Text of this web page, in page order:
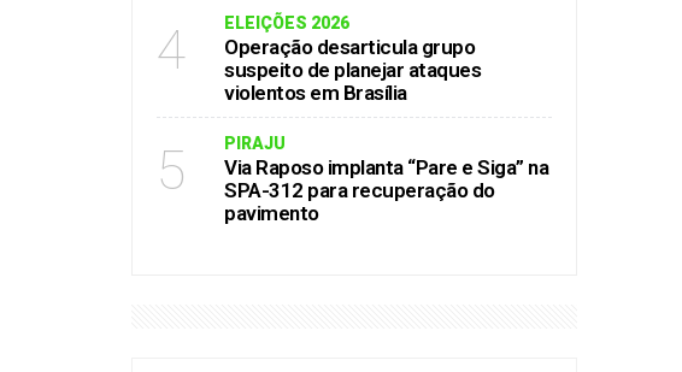
4 ELEIÇÕES 2026
Operação desarticula grupo
suspeito de planejar ataques
violentos em Brasília
5 PIRAJU
Via Raposo implanta “Pare e Siga” na
SPA-312 para recuperação do
pavimento